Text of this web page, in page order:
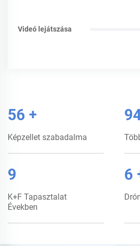
Videó lejátszása
60 +
Képzellet szabadalma
10
K+F Tapasztalat
Években
6